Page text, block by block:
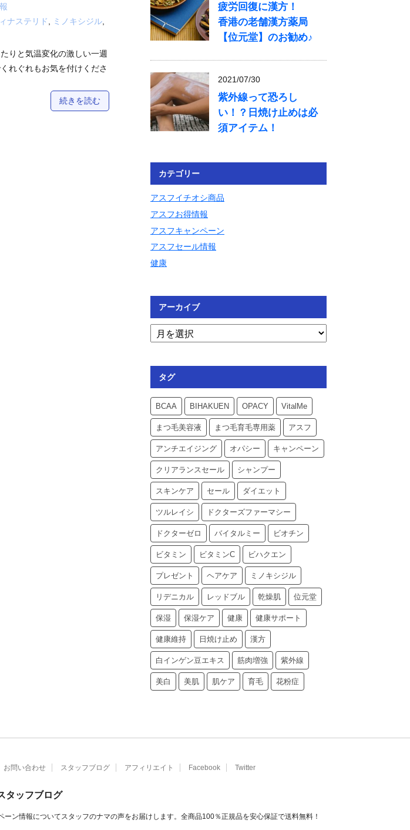
ナステリド ミノキシジル
りと気温変化の激しい一週
れぐれもお気を付けくださ
続きを読む
疲労回復に漢方！
香港の老舗漢方薬局
【位元堂】のお勧め♪
2021/07/30
紫外線って恐ろし
い！？日焼け止めは必
須アイテム！
カテゴリー
アスフイチオシ商品
アスフお得情報
アスフキャンペーン
アスフセール情報
健康
アーカイブ
タグ
BCAA BIHAKUEN OPACY VitalMe
まつ毛美容液 まつ毛育毛専用薬 アスフ
アンチエイジング オパシー キャンペーン
クリアランスセール シャンプー
スキンケア セール ダイエット
ツルレイシ ドクターズファーマシー
ドクターゼロ バイタルミー ビオチン
ビタミン ビタミンC ビハクエン
プレゼント ヘアケア ミノキシジル
リデニカル レッドブル 乾燥肌 位元堂
保湿 保湿ケア 健康 健康サポート
健康維持 日焼け止め 漢方
白インゲン豆エキス 筋肉増強 紫外線
美白 美肌 肌ケア 育毛 花粉症
お問い合わせ スタッフブログ アフィリエイト Facebook Twitter
タッフブログ
ン情報についてスタッフのナマの声をお届けします。全商品100％正規品を安心保証で送料無料！